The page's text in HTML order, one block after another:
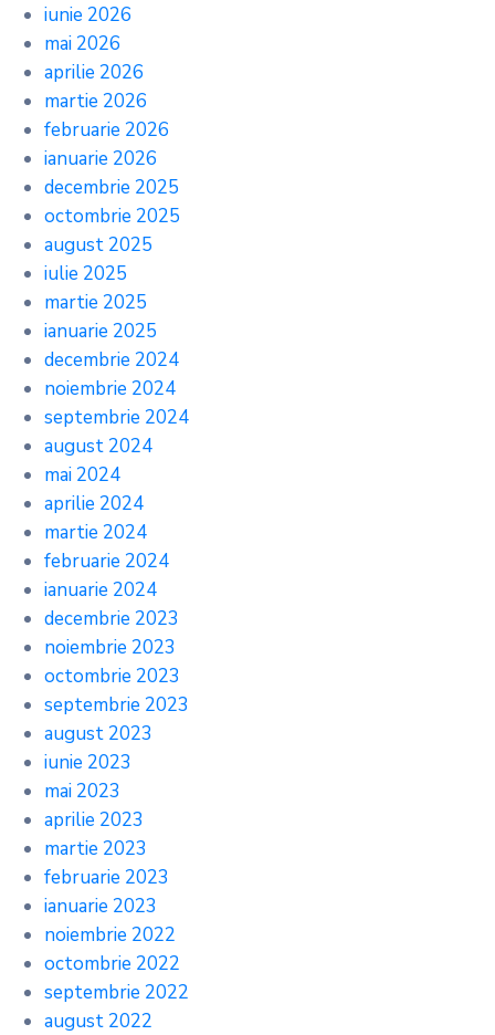
iunie 2026
mai 2026
aprilie 2026
martie 2026
februarie 2026
ianuarie 2026
decembrie 2025
octombrie 2025
august 2025
iulie 2025
martie 2025
ianuarie 2025
decembrie 2024
noiembrie 2024
septembrie 2024
august 2024
mai 2024
aprilie 2024
martie 2024
februarie 2024
ianuarie 2024
decembrie 2023
noiembrie 2023
octombrie 2023
septembrie 2023
august 2023
iunie 2023
mai 2023
aprilie 2023
martie 2023
februarie 2023
ianuarie 2023
noiembrie 2022
octombrie 2022
septembrie 2022
august 2022